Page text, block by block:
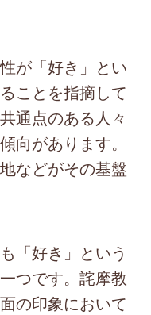
が「好き」とい
ことを指摘して
通点のある人々
向があります。
などがその基盤
「好き」という
つです。詫摩教
の印象において